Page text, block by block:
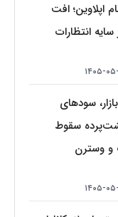
اپلاوین؛ افت
انتظارات
سودهای
سقوط
و وسترن